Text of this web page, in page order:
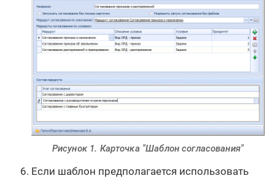
Рисунок 1. Карточка "Шаблон согласования"
Если шаблон предполагается использовать